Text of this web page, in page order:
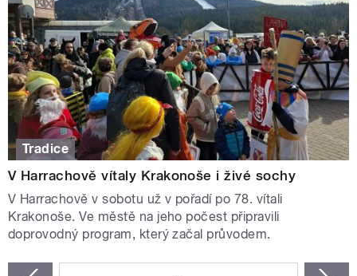
Tradice
V Harrachově vítaly Krakonoše i živé sochy
V Harrachově v sobotu už v pořadí po 78. vítali
Krakonoše. Ve městě na jeho počest připravili
doprovodný program, který začal průvodem.